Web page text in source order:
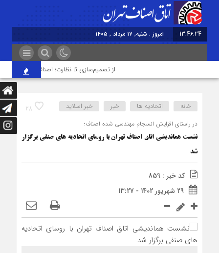
13:46:24 امروز : شنبه, ۱۷ مرداد , ۱۴۰۵
از تصمیم‌سازی تا نظارت؛ اصناف نقش مؤثرتری
28 خانه اتحادیه ها خبر خبر اسلايد
در راستای افزایش انسجام مهندسی شده اصناف؛
نشست هم‎اندیشی اتاق اصناف تهران با روسای اتحادیه های صنفی برگزار
شد
کد خبر : 859
29 شهریور 1402 - 13:27